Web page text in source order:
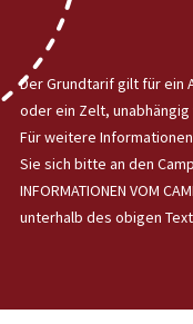
Der Grundtarif gilt für ein
oder ein Zelt,
Für weitere
Sie sich bitte an den
INFORMATIONEN VOM
unterhalb des obigen